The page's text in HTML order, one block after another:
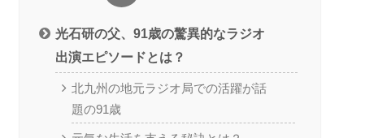
光石研の父、91歳の驚異的なラジオ
出演エピソードとは？
北九州の地元ラジオ局での活躍が話
題の91歳